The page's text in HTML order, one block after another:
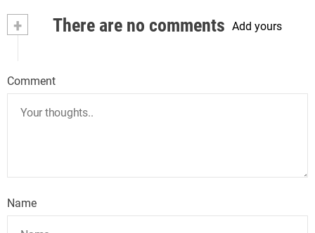
+ There are no comments Add yours
Comment
Name